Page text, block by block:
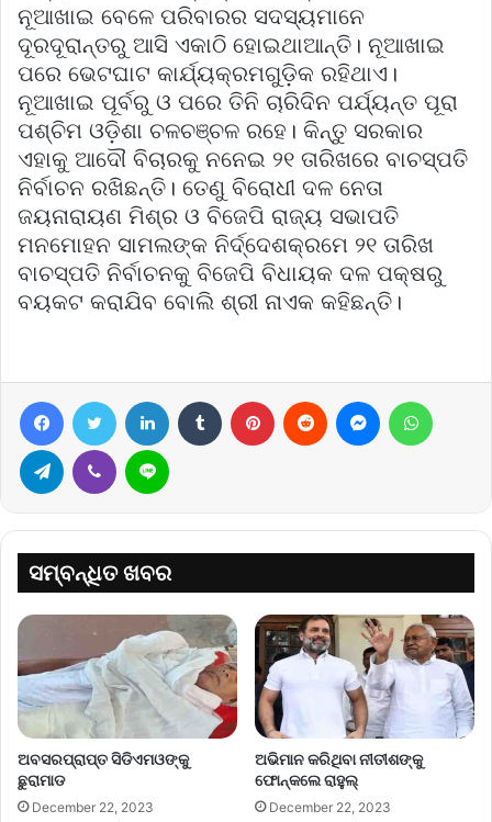
ନୂଆଖାଇ ବେଳେ ପରିବାରର ସଦସ୍ୟମାନେ
ଦୂରଦୂରାନ୍ତରୁ ଆସି ଏକାଠି ହୋଇଥାଆନ୍ତି। ନୂଆଖାଇ
ପରେ ଭେଟଘାଟ କାର୍ଯ୍ୟକ୍ରମଗୁଡ଼ିକ ରହିଥାଏ।
ନୂଆଖାଇ ପୂର୍ବରୁ ଓ ପରେ ତିନି ଚାରିଦିନ ପର୍ଯ୍ୟନ୍ତ ପୂରା
ପଶ୍ଚିମ ଓଡ଼ିଶା ଚଳଚଞ୍ଚଳ ରହେ। କିନ୍ତୁ ସରକାର
ଏହାକୁ ଆଦୌ ବିଚାରକୁ ନନେଇ ୨୧ ତାରିଖରେ ବାଚସ୍ପତି
ନିର୍ବାଚନ ରଖିଛନ୍ତି। ତେଣୁ ବିରୋଧୀ ଦଳ ନେତା
ଜୟନାରାୟଣ ମିଶ୍ର ଓ ବିଜେପି ରାଜ୍ୟ ସଭାପତି
ମନମୋହନ ସାମଲଙ୍କ ନିର୍ଦ୍ଦେଶକ୍ରମେ ୨୧ ତାରିଖ
ବାଚସ୍ପତି ନିର୍ବାଚନକୁ ବିଜେପି ବିଧାୟକ ଦଳ ପକ୍ଷରୁ
ବୟକଟ କରାଯିବ ‍‍ବୋଲି ଶ୍ରୀ ନାଏକ କହିଛନ୍ତି।
FacebookTwitter LinkedIn Tumblr Pinterest Reddit Messenger
Telegram Viber Line
ସମ୍ବନ୍ଧିତ ଖବର
ଅବସରପ୍ରାପ୍ତ ସିଡିଏମଓଙ୍କୁ
ଛୁରାମାଡ
December 22, 2023
ଅଭିମାନ କରିଥିବା ନୀତୀଶଙ୍କୁ
ଫୋନ୍‌କଲେ ରାହୁଲ୍‌
December 22, 2023